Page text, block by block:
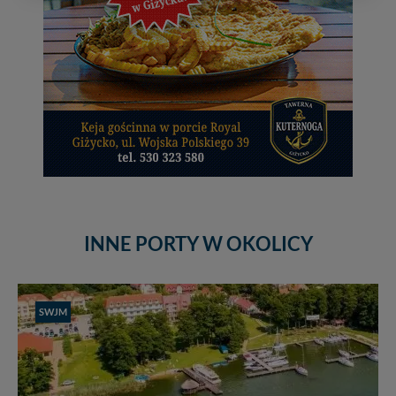
INNE PORTY W OKOLICY
SWJM
wyszukania, ulubione miejsca, logowania, itp).
Bezpieczeństwo Twoich danych jest dla nas
priorytetowe, bez poinformowania Ciebie nie będziemy
zmieniać zakresu naszych uprawnień. Twoje dane są u
nas bezpieczne, jeśli masz wątpliwości co do naszych
intencji, zawsze możesz wycofać swoją zgodę. Więcej
informacji uzyskach w naszejPolityce Prywatności
.
Klikając znak X lub przycisk PRZEJDŹ DO SERWISU
wyrażasz zgodę na przetwarzanie Twoich danych.
Nasz serwis nie wykorzystuje oraz nie udostępnia
Twoich danych jest elementem usługi (przekazanie
danych z formularza kontaktowego, przekazanie danych
itp). Więcej informacji o zasadach i funkcjonalności
serwisu wRegulaminie Serwisu.
Administratorem Twoich danych jest: Agencja
Reklamowa Kreacja Monika Borkowska, z siedzibą ul.
Wiejska 17, 11-500 Giżycko. Możesz z nami
skontaktować się za pośrednictwem tej